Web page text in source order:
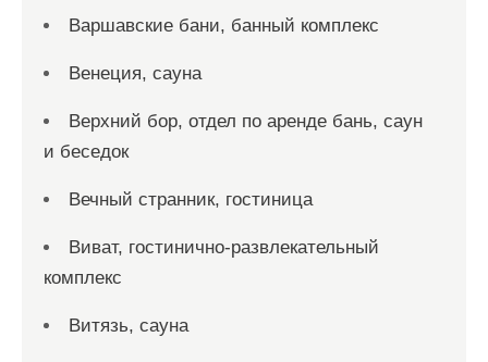
Варшавские бани, банный комплекс
Венеция, сауна
Верхний бор, отдел по аренде бань, саун
и беседок
Вечный странник, гостиница
Виват, гостинично-развлекательный
комплекс
Витязь, сауна